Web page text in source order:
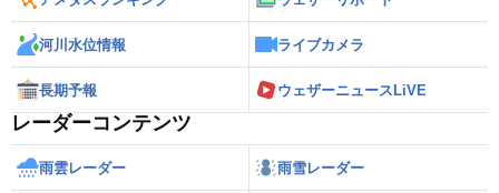
河川水位情報 ライブカメラ
長期予報 ウェザーニュースLiVE
レーダーコンテンツ
雨雲レーダー 雨雪レーダー